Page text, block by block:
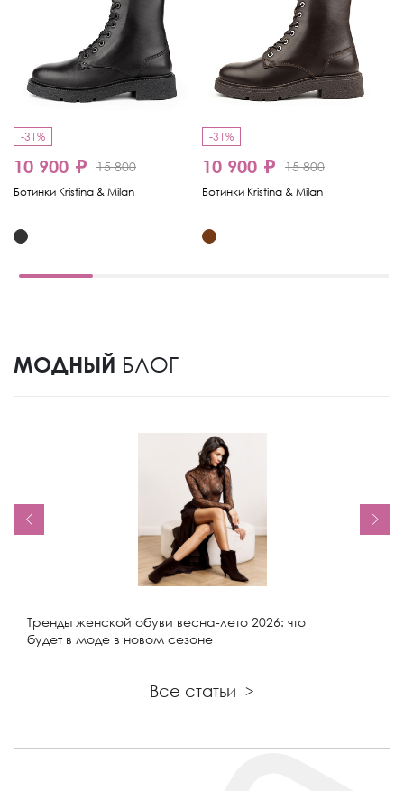
-31%
10 900 ₽ 15 800
Ботинки Kristina & Milan
-31%
10 900 ₽ 15 800
Ботинки Kristina & Milan
МОДНЫЙ БЛОГ
Тренды женской обуви весна-лето 2026: что
будет в моде в новом сезоне
Все статьи >